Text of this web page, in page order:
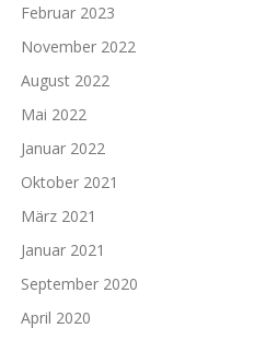
Februar 2023
November 2022
August 2022
Mai 2022
Januar 2022
Oktober 2021
März 2021
Januar 2021
September 2020
April 2020